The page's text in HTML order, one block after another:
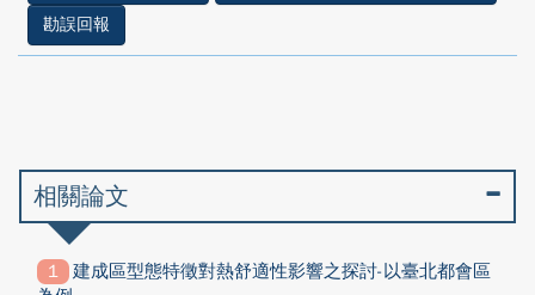
勘誤回報
相關論文
建成區型態特徵對熱舒適性影響之探討-以臺北都會區